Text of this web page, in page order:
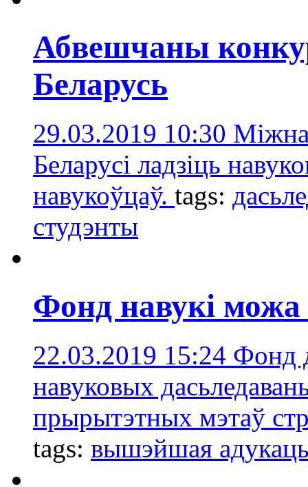
Абвешчаны
Беларусь
29.03.2019 10:30
Беларусі ладзіць
навукоўцаў. tags:
студэнты
Фонд навукі
22.03.2019 15:24 Фонд
навуковых
прырытэтных мэтаў
tags: вышэйшая